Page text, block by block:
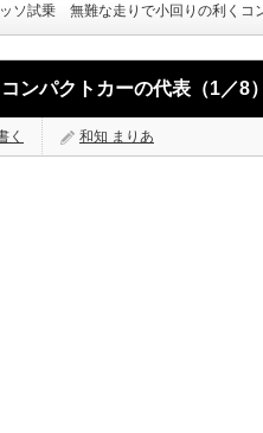
ソ試乗 無難な走りで小回りの利くコ
ンパクトカーの代表（1／8）
く 和知 まりあ